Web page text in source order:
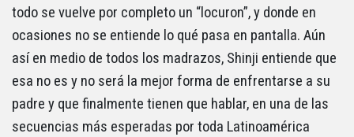
todo se vuelve por completo un “locuron”, y donde en
ocasiones no se entiende lo qué pasa en pantalla. Aún
así en medio de todos los madrazos, Shinji entiende que
esa no es y no será la mejor forma de enfrentarse a su
padre y que finalmente tienen que hablar, en una de las
secuencias más esperadas por toda Latinoamérica